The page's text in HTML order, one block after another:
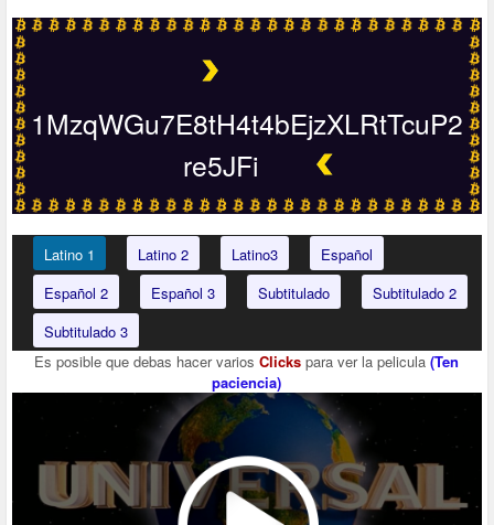
1MzqWGu7E8tH4t4bEjzXLRtTcuP2
re5JFi
Latino 1 Latino 2 Latino3
Español
Español 2
Español 3 Subtitulado
Subtitulado 2
Subtitulado 3
Es posible que debas hacer variosClicks para ver la pelicula(Ten
paciencia)